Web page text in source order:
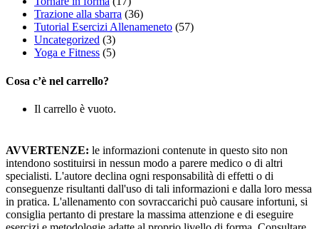
Trazione alla sbarra (36)
Tutorial Esercizi Allenameneto (57)
Uncategorized (3)
Yoga e Fitness (5)
Cosa c’è nel carrello?
Il carrello è vuoto.
AVVERTENZE: le informazioni contenute in questo sito non
intendono sostituirsi in nessun modo a parere medico o di altri
specialisti. L'autore declina ogni responsabilità di effetti o di
conseguenze risultanti dall'uso di tali informazioni e dalla loro messa
in pratica. L'allenamento con sovraccarichi può causare infortuni, si
consiglia pertanto di prestare la massima attenzione e di eseguire